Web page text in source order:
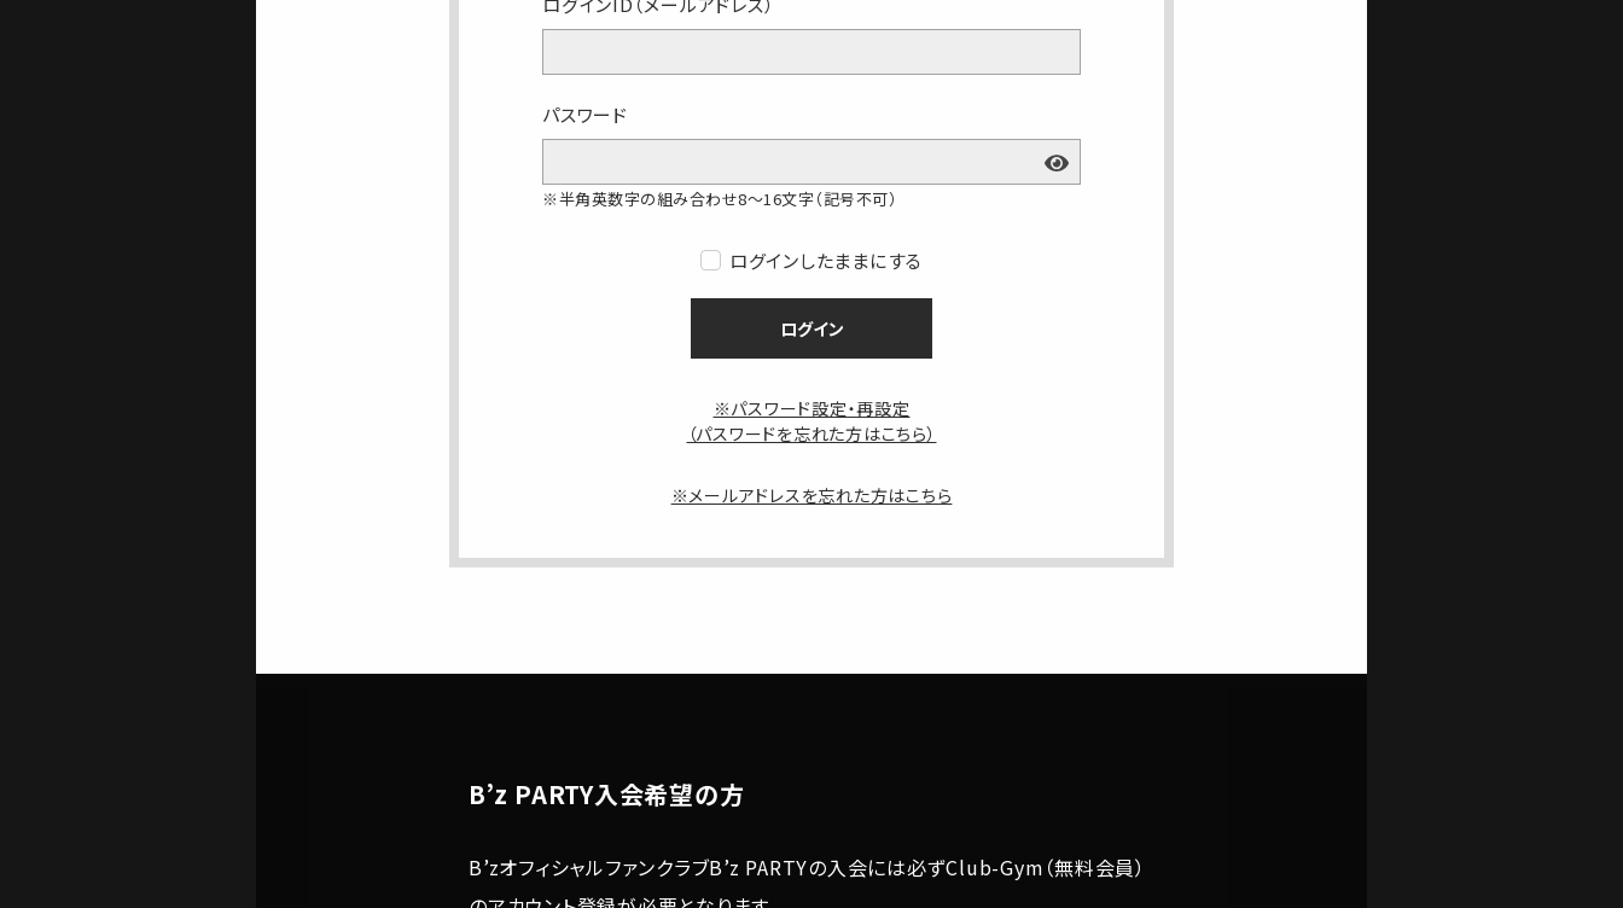
パスワード
※半角英数字の組み合わせ8～16文字（記号不可）
ログインしたままにする
ログイン
※パスワード設定・再設定
（パスワードを忘れた方はこちら）
※メールアドレスを忘れた方はこちら
B’z PARTY入会希望の方
B’zオフィシャルファンクラブB’z PARTYの入会には必ずClub-Gym（無料会員）